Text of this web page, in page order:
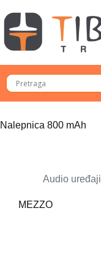
to
content
Nalepnica 800 mAh
Audio uređaji
MEZZO